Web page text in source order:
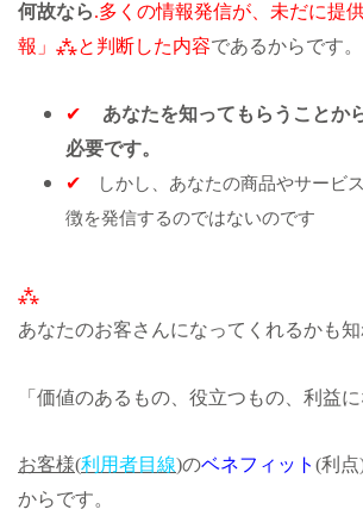
何故なら.多くの情報発信が、未だに提
報」 ⁂と 判断した内容であるからです。
✔ あなたを知ってもらうことか
必要です。
✔
しかし、あなたの商品やサービ
徴を発信するのではないのです
⁂
あなたのお客さんになってくれるかも
「価値のあるもの、役立つもの、利益
お客様(利用者目線)のベネフィット (利点
からです。